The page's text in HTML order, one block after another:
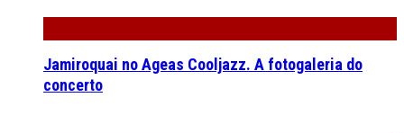
Jamiroquai no Ageas Cooljazz. A fotogaleria do
concerto